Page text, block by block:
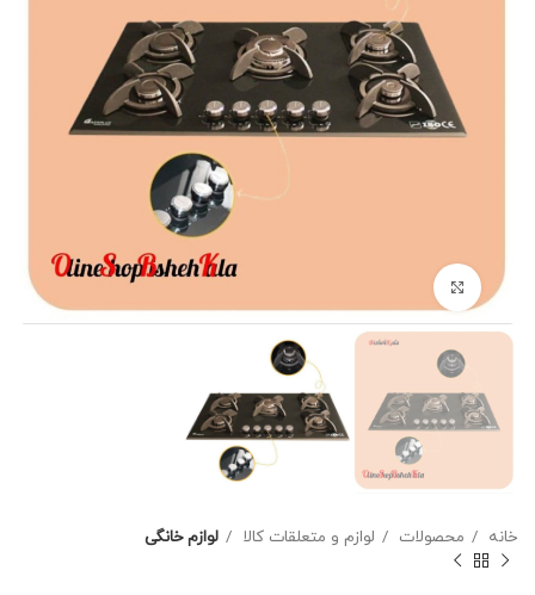
خانه محصولات لوازم و متعلقات کالا لوازم خانگی